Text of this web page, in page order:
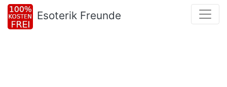
Esoterik Freunde